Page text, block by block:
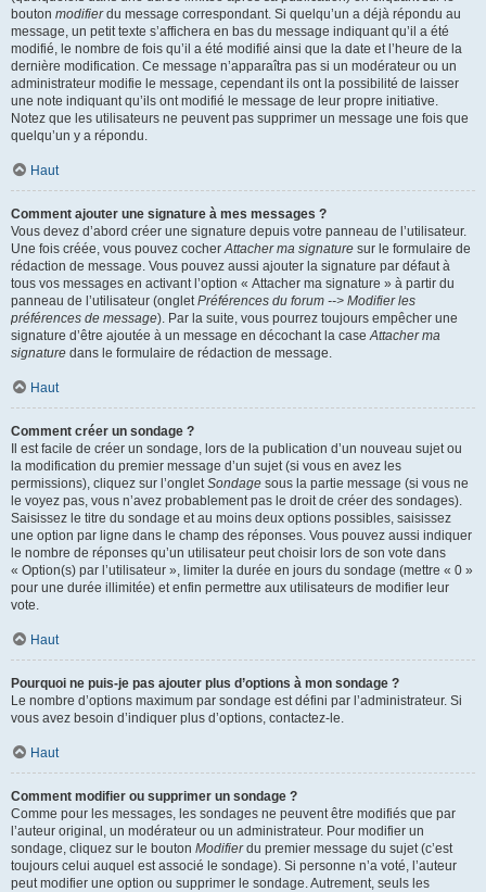
bouton modifierdu message correspondant. Si quelqu’un a déjà répondu au
message, un petit texte s’affichera en bas du message indiquant qu’il a été
modifié, le nombre de fois qu’il a été modifié ainsi que la date et l’heure de la
dernière modification. Ce message n’apparaîtra pas si un modérateur ou un
administrateur modifie le message, cependant ils ont la possibilité de laisser
une note indiquant qu’ils ont modifié le message de leur propre initiative.
Notez que les utilisateurs ne peuvent pas supprimer un message une fois que
quelqu’un y a répondu.
Haut
Comment ajouter une signature à mes messages ?
Vous devez d’abord créer une signature depuis votre panneau de l’utilisateur.
Une fois créée, vous pouvez cocherAttacher ma signature sur le formulaire de
rédaction de message. Vous pouvez aussi ajouter la signature par défaut à
tous vos messages en activant l’option « Attacher ma signature » à partir du
panneau de l’utilisateur (ongletPréférences du forum --> Modifier les
préférences de message). Par la suite, vous pourrez toujours empêcher une
signature d’être ajoutée à un message en décochant la caseAttacher ma
signature dans le formulaire de rédaction de message.
Haut
Comment créer un sondage ?
Il est facile de créer un sondage, lors de la publication d’un nouveau sujet ou
la modification du premier message d’un sujet (si vous en avez les
permissions), cliquez sur l’ongletSondage sous la partie message (si vous ne
le voyez pas, vous n’avez probablement pas le droit de créer des sondages).
Saisissez le titre du sondage et au moins deux options possibles, saisissez
une option par ligne dans le champ des réponses. Vous pouvez aussi indiquer
le nombre de réponses qu’un utilisateur peut choisir lors de son vote dans
« Option(s) par l’utilisateur », limiter la durée en jours du sondage (mettre « 0 »
pour une durée illimitée) et enfin permettre aux utilisateurs de modifier leur
vote.
Haut
Pourquoi ne puis-je pas ajouter plus d’options à mon sondage ?
Le nombre d’options maximum par sondage est défini par l’administrateur. Si
vous avez besoin d’indiquer plus d’options, contactez-le.
Haut
Comment modifier ou supprimer un sondage ?
Comme pour les messages, les sondages ne peuvent être modifiés que par
l’auteur original, un modérateur ou un administrateur. Pour modifier un
sondage, cliquez sur le bouton Modifierdu premier message du sujet (c’est
toujours celui auquel est associé le sondage). Si personne n’a voté, l’auteur
peut modifier une option ou supprimer le sondage. Autrement, seuls les